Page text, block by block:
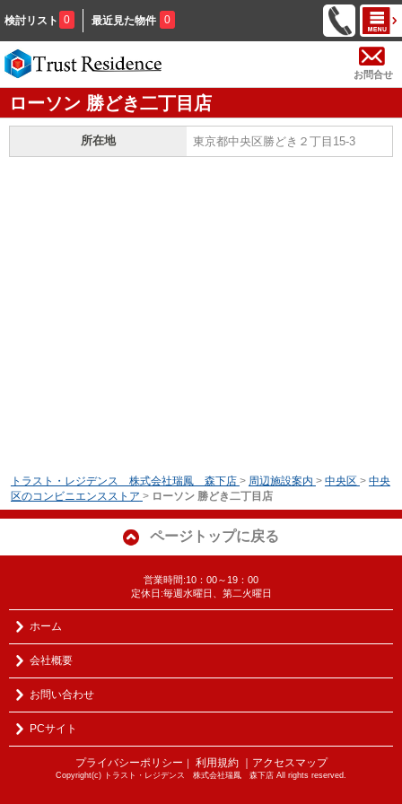
検討リスト 0 最近見た物件 0
お問合せ
ローソン 勝どき二丁目店
所在地 東京都中央区勝どき２丁目15-3
トラスト・レジデンス 株式会社瑞鳳 森下店 > 周辺施設案内 > 中央区 > 中央
区のコンビニエンスストア > ローソン 勝どき二丁目店
ページトップに戻る
営業時間:10：00～19：00
定休日:毎週水曜日、第二火曜日
ホーム
会社概要
お問い合わせ
PCサイト
プライバシーポリシー ｜ 利用規約 ｜アクセスマップ
Copyright(c) トラスト・レジデンス 株式会社瑞鳳 森下店 All rights reserved.